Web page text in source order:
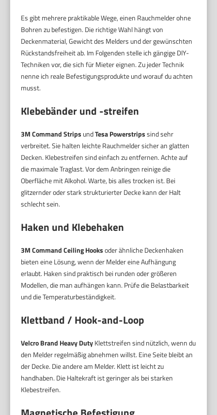
Es gibt mehrere praktikable Wege, einen Rauchmelder ohne
Bohren zu befestigen. Die richtige Wahl hängt von
Deckenmaterial, Gewicht des Melders und der gewünschten
Rückstandsfreiheit ab. Im Folgenden stelle ich gängige DIY-
Techniken vor, die sich für Mieter eignen. Zu jeder Technik
nenne ich reale Befestigungsprodukte und worauf du achten
musst.
Klebebänder und -streifen
3M Command Strips undTesa Powerstripssind sehr
verbreitet. Sie halten leichte Rauchmelder sicher an glatten
Decken. Klebestreifen sind einfach zu entfernen. Achte auf
die maximale Traglast. Vor dem Anbringen reinige die
Oberfläche mit Alkohol. Warte, bis alles trocken ist. Bei
glitzernder oder stark strukturierter Decke kann der Halt
schlecht sein.
Haken und Klebehaken
3M Command Ceiling Hooksoder ähnliche Deckenhaken
bieten eine Lösung, wenn der Melder eine Aufhängung
erlaubt. Haken sind praktisch bei runden oder größeren
Modellen, die man aufhängen kann. Prüfe die Belastbarkeit
und die Temperaturbeständigkeit.
Klettband / Hook-and-Loop
Velcro Brand Heavy DutyKlettstreifen sind nützlich, wenn du
den Melder regelmäßig abnehmen willst. Eine Seite bleibt an
der Decke. Die andere am Melder. Klett ist leicht zu
handhaben. Die Haltekraft ist geringer als bei starken
Klebestreifen.